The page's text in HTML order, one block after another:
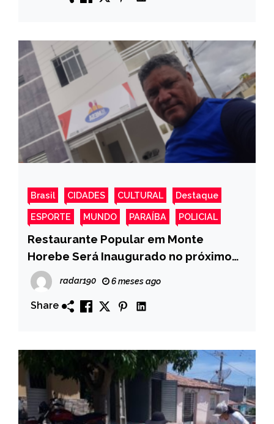
Brasil CIDADES CULTURAL Destaque
ESPORTE MUNDO PARAÍBA POLICIAL
Restaurante Popular em Monte
Horebe Será Inaugurado no próximo
mês de fevereiro
radar190 6 meses ago
Share